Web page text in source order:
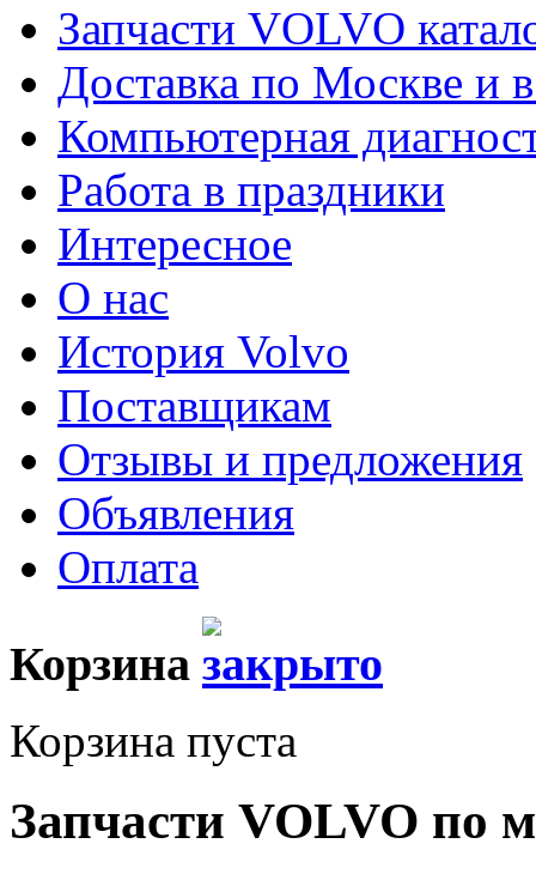
Запчасти VOLVO
Доставка по Москве и
Компьютерная
Работа в праздники
Интересное
О нас
История Volvo
Поставщикам
Отзывы и предложения
Объявления
Оплата
Корзина
Корзина пуста
Запчасти VOLVO по